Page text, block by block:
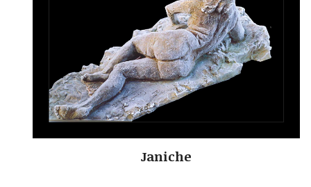
Janiche